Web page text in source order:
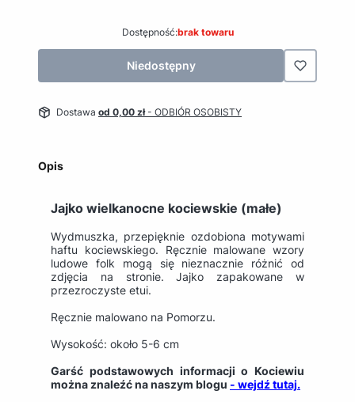
Dostępność:brak towaru
Niedostępny
Dostawa od 0,00 zł- ODBIÓR OSOBISTY
Opis
Jajko wielkanocne kociewskie (małe)
Wydmuszka, przepięknie ozdobiona motywami
haftu kociewskiego. Ręcznie malowane wzory
ludowe folk mogą się nieznacznie różnić od
zdjęcia na stronie. Jajko zapakowane w
przezroczyste etui.
Ręcznie malowano na Pomorzu.
Wysokość: około 5-6 cm
Garść podstawowych informacji o Kociewiu
można znaleźć na naszym blogu - wejdź tutaj.